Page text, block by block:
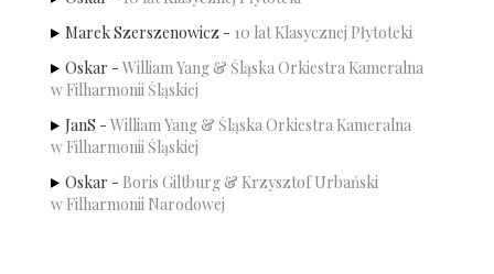
Marek Szerszenowicz - 10 lat Klasycznej Płytoteki
Oskar - William Yang & Śląska Orkiestra Kameralna
w Filharmonii Śląskiej
JanS - William Yang & Śląska Orkiestra Kameralna
w Filharmonii Śląskiej
Oskar - Boris Giltburg & Krzysztof Urbański
w Filharmonii Narodowej